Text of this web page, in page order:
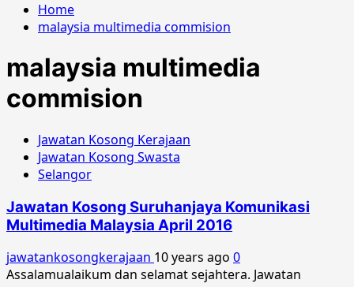
Home
malaysia multimedia commision
malaysia multimedia
commision
Jawatan Kosong Kerajaan
Jawatan Kosong Swasta
Selangor
Jawatan Kosong Suruhanjaya Komunikasi
Multimedia Malaysia April 2016
jawatankosongkerajaan 10 years ago 0
Assalamualaikum dan selamat sejahtera. Jawatan